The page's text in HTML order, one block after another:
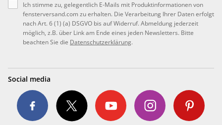
Ich stimme zu, gelegentlich E-Mails mit Produktinformationen von
fensterversand.com zu erhalten. Die Verarbeitung Ihrer Daten erfolgt
nach Art. 6 (1) (a) DSGVO bis auf Widerruf. Abmeldung jederzeit
möglich, z.B. über Link am Ende eines jeden Newsletters. Bitte
beachten Sie die Datenschutzerklärung.
Social media